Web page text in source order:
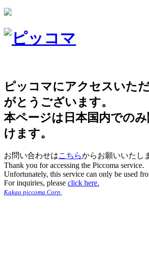
ピッコマにアクセスいた
がとうございます。
本ページは日本国内での
けます。
お問い合わせはこちらからお願いいたし
Thank you for accessing the Piccoma service.
Unfortunately, this service can only be used
For inquiries, please click here.
Kakao piccoma Corp.